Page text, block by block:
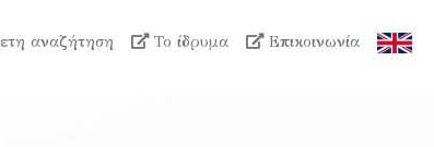
αναζήτηση Το ίδρυμα Επικοινωνία